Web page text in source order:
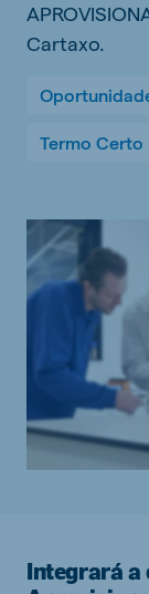
Cartaxo.
Termo Certo
Integrará a